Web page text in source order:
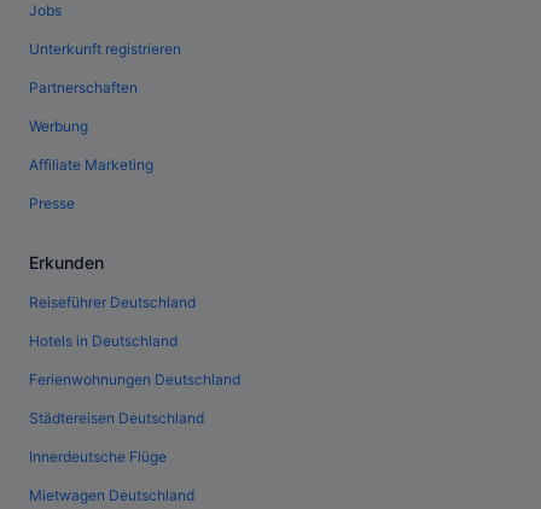
Jobs
Unterkunft registrieren
Partnerschaften
Werbung
Affiliate Marketing
Presse
Erkunden
Reiseführer Deutschland
Hotels in Deutschland
Ferienwohnungen Deutschland
Städtereisen Deutschland
Innerdeutsche Flüge
Mietwagen Deutschland